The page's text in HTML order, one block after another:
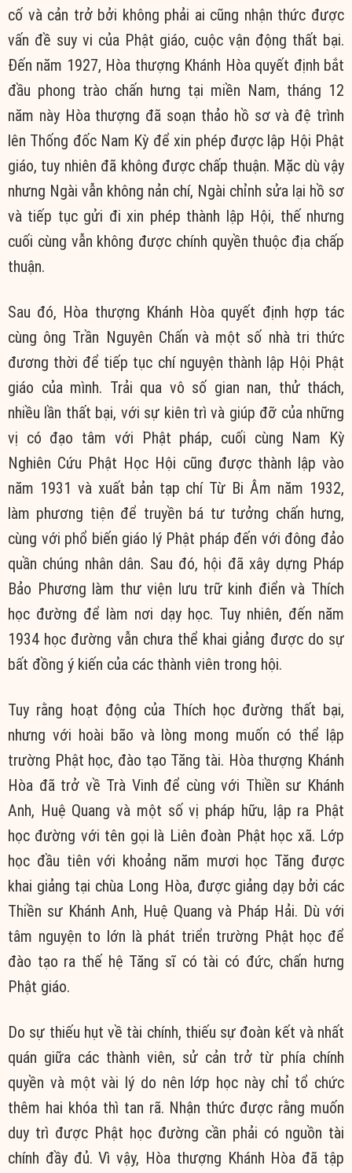
cố và cản trở bởi không phải ai cũng nhận thức được
vấn đề suy vi của Phật giáo, cuộc vận động thất bại.
Đến năm 1927, Hòa thượng Khánh Hòa quyết định bắt
đầu phong trào chấn hưng tại miền Nam, tháng 12
năm này Hòa thượng đã soạn thảo hồ sơ và đệ trình
lên Thống đốc Nam Kỳ để xin phép được lập Hội Phật
giáo, tuy nhiên đã không được chấp thuận. Mặc dù vậy
nhưng Ngài vẫn không nản chí, Ngài chỉnh sửa lại hồ sơ
và tiếp tục gửi đi xin phép thành lập Hội, thế nhưng
cuối cùng vẫn không được chính quyền thuộc địa chấp
thuận.
Sau đó, Hòa thượng Khánh Hòa quyết định hợp tác
cùng ông Trần Nguyên Chấn và một số nhà tri thức
đương thời để tiếp tục chí nguyện thành lập Hội Phật
giáo của mình. Trải qua vô số gian nan, thử thách,
nhiều lần thất bại, với sự kiên trì và giúp đỡ của những
vị có đạo tâm với Phật pháp, cuối cùng Nam Kỳ
Nghiên Cứu Phật Học Hội cũng được thành lập vào
năm 1931 và xuất bản tạp chí Từ Bi Âm năm 1932,
làm phương tiện để truyền bá tư tưởng chấn hưng,
cùng với phổ biến giáo lý Phật pháp đến với đông đảo
quần chúng nhân dân. Sau đó, hội đã xây dựng Pháp
Bảo Phương làm thư viện lưu trữ kinh điển và Thích
học đường để làm nơi dạy học. Tuy nhiên, đến năm
1934 học đường vẫn chưa thể khai giảng được do sự
bất đồng ý kiến của các thành viên trong hội.
Tuy rằng hoạt động của Thích học đường thất bại,
nhưng với hoài bão và lòng mong muốn có thể lập
trường Phật học, đào tạo Tăng tài. Hòa thượng Khánh
Hòa đã trở về Trà Vinh để cùng với Thiền sư Khánh
Anh, Huệ Quang và một số vị pháp hữu, lập ra Phật
học đường với tên gọi là Liên đoàn Phật học xã. Lớp
học đầu tiên với khoảng năm mươi học Tăng được
khai giảng tại chùa Long Hòa, được giảng dạy bởi các
Thiền sư Khánh Anh, Huệ Quang và Pháp Hải. Dù với
tâm nguyện to lớn là phát triển trường Phật học để
đào tạo ra thế hệ Tăng sĩ có tài có đức, chấn hưng
Phật giáo.
Do sự thiếu hụt về tài chính, thiếu sự đoàn kết và nhất
quán giữa các thành viên, sử cản trở từ phía chính
quyền và một vài lý do nên lớp học này chỉ tổ chức
thêm hai khóa thì tan rã. Nhận thức được rằng muốn
duy trì được Phật học đường cần phải có nguồn tài
chính đầy đủ. Vì vậy, Hòa thượng Khánh Hòa đã tập